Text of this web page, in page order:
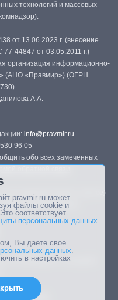
технологий и массовых
от 13.06.2023 г. (внесение
44847 от 03.05.2011 г.)
организация информационно-
(АНО «Правмир») (ОГРН
А.А.
info@pravmir.ru
96 05
обо всех замеченных
изданиях (книгах, прессе)
разрешения редакции.
не совпадать с позицией
pravmir.ru может
файлы cookie и
соответствует
персональных данных
Вы даете свое
данных.
в настройках